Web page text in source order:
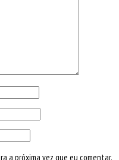
a próxima vez que eu comentar.